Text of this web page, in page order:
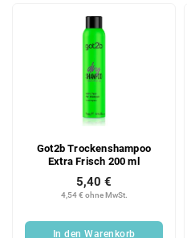
Got2b Trockenshampoo
Extra Frisch 200 ml
4,54 € ohne MwSt.
5,40 €
In den Warenkorb